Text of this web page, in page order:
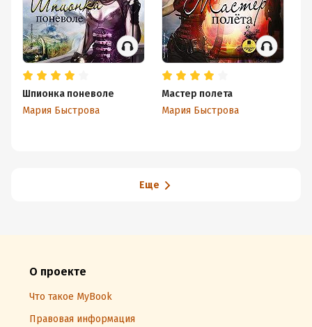
Шпионка поневоле
Мария Быстрова
Мастер полета
Мария Быстрова
Еще
О проекте
Что такое MyBook
Правовая информация